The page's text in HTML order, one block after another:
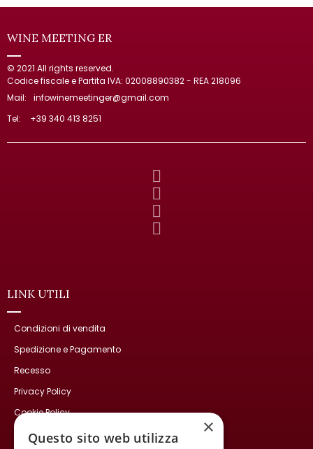
WINE MEETING ER
© 2021 All rights reserved.
Codice fiscale e Partita IVA: 02008890382 - REA 218096
Mail:
infowinemeetinger@gmail.com
Tel:
+39 340 413 8251
LINK UTILI
Condizioni di vendita
Spedizione e Pagamento
Recesso
Privacy Policy
Cookie Policy
Contatti
×
Questo sito web utilizza